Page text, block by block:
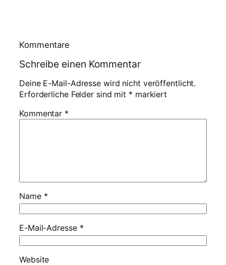
Kommentare
Schreibe einen Kommentar
Deine E-Mail-Adresse wird nicht veröffentlicht.
Erforderliche Felder sind mit * markiert
Kommentar *
Name *
E-Mail-Adresse *
Website